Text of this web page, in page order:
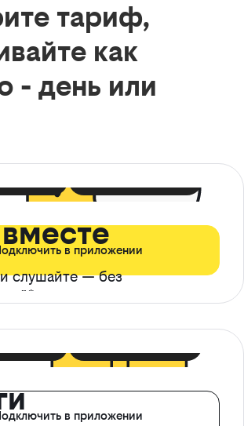
тариф,
как
- день или
слушайте — без
в приложении
в приложении